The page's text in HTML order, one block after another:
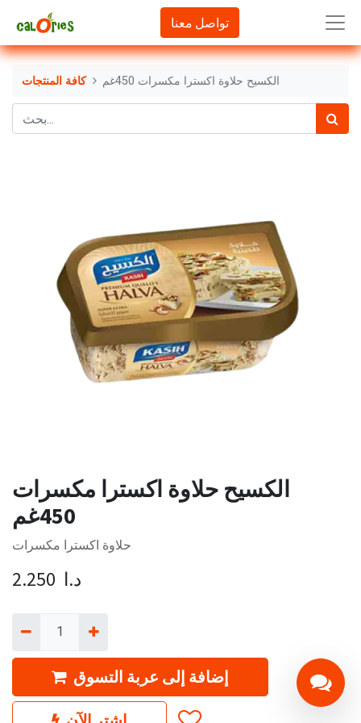
تواصل معنا
كافة المنتجات الكسيح حلاوة اكسترا مكسرات 450غم
الكسيح حلاوة اكسترا مكسرات
450غم
حلاوة اكسترا مكسرات
2.250 د.ا
إضافة إلى عربة التسوق